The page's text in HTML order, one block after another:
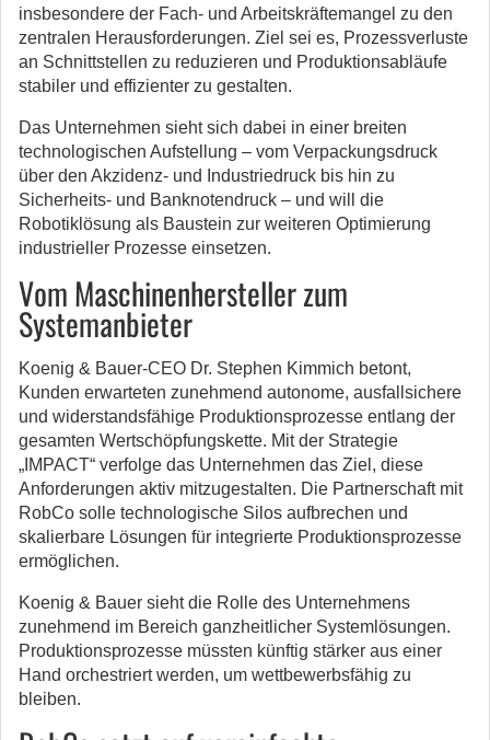
insbesondere der Fach- und Arbeitskräftemangel zu den
zentralen Herausforderungen. Ziel sei es, Prozessverluste
an Schnittstellen zu reduzieren und Produktionsabläufe
stabiler und effizienter zu gestalten.
Das Unternehmen sieht sich dabei in einer breiten
technologischen Aufstellung – vom Verpackungsdruck
über den Akzidenz- und Industriedruck bis hin zu
Sicherheits- und Banknotendruck – und will die
Robotiklösung als Baustein zur weiteren Optimierung
industrieller Prozesse einsetzen.
Vom Maschinenhersteller zum
Systemanbieter
Koenig & Bauer-CEO Dr. Stephen Kimmich betont,
Kunden erwarteten zunehmend autonome, ausfallsichere
und widerstandsfähige Produktionsprozesse entlang der
gesamten Wertschöpfungskette. Mit der Strategie
„IMPACT“ verfolge das Unternehmen das Ziel, diese
Anforderungen aktiv mitzugestalten. Die Partnerschaft mit
RobCo solle technologische Silos aufbrechen und
skalierbare Lösungen für integrierte Produktionsprozesse
ermöglichen.
Koenig & Bauer sieht die Rolle des Unternehmens
zunehmend im Bereich ganzheitlicher Systemlösungen.
Produktionsprozesse müssten künftig stärker aus einer
Hand orchestriert werden, um wettbewerbsfähig zu
bleiben.